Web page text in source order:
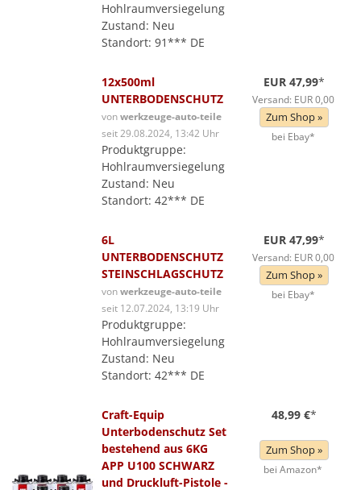
Hohlraumversiegelung
Zustand: Neu
Standort: 91*** DE
12x500ml
UNTERBODENSCHUTZ
vonwerkzeuge-auto-teile
seit 29.08.2024, 13:42 Uhr
Produktgruppe:
Hohlraumversiegelung
Zustand: Neu
Standort: 42*** DE
EUR 47,99*
Versand: EUR 0,00
Zum Shop »
bei Ebay*
6L
UNTERBODENSCHUTZ
STEINSCHLAGSCHUTZ
vonwerkzeuge-auto-teile
seit 12.07.2024, 13:19 Uhr
Produktgruppe:
Hohlraumversiegelung
Zustand: Neu
Standort: 42*** DE
EUR 47,99*
Versand: EUR 0,00
Zum Shop »
bei Ebay*
Craft-Equip
Unterbodenschutz Set
bestehend aus 6KG
APP U100 SCHWARZ
und Druckluft-Pistole -
48,99 €*
Zum Shop »
bei Amazon*